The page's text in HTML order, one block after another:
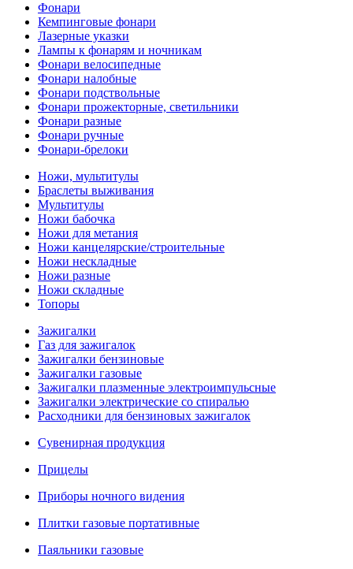
Фонари
Кемпинговые фонари
Лазерные указки
Лампы к фонарям и ночникам
Фонари велосипедные
Фонари налобные
Фонари подствольные
Фонари прожекторные, светильники
Фонари разные
Фонари ручные
Фонари-брелоки
Ножи, мультитулы
Браслеты выживания
Мультитулы
Ножи бабочка
Ножи для метания
Ножи канцелярские/строительные
Ножи нескладные
Ножи разные
Ножи складные
Топоры
Зажигалки
Газ для зажигалок
Зажигалки бензиновые
Зажигалки газовые
Зажигалки плазменные электроимпульсные
Зажигалки электрические со спиралью
Расходники для бензиновых зажигалок
Сувенирная продукция
Прицелы
Приборы ночного видения
Плитки газовые портативные
Паяльники газовые